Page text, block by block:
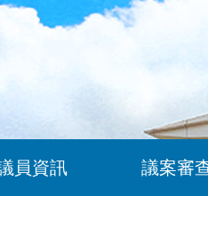
員資訊 議案審